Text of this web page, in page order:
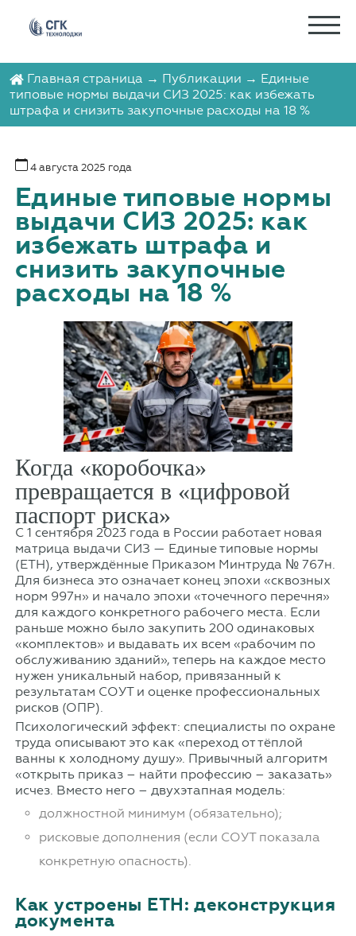
Главная страница → Публикации → Единые
типовые нормы выдачи СИЗ 2025: как избежать
штрафа и снизить закупочные расходы на 18 %
4 августа 2025 года
Единые типовые нормы
выдачи СИЗ 2025: как
избежать штрафа и
снизить закупочные
расходы на 18 %
Когда «коробочка»
превращается в «цифровой
паспорт риска»
С 1 сентября 2023 года в России работает новая
матрица выдачи СИЗ — Единые типовые нормы
(ЕТН), утверждённые Приказом Минтруда № 767н.
Для бизнеса это означает конец эпохи «сквозных
норм 997н» и начало эпохи «точечного перечня»
для каждого конкретного рабочего места. Если
раньше можно было закупить 200 одинаковых
«комплектов» и выдавать их всем «рабочим по
обслуживанию зданий», теперь на каждое место
нужен уникальный набор, привязанный к
результатам СОУТ и оценке профессиональных
рисков (ОПР).
Психологический эффект: специалисты по охране
труда описывают это как «переход от тёплой
ванны к холодному душу». Привычный алгоритм
«открыть приказ – найти профессию – заказать»
исчез. Вместо него – двухэтапная модель:
должностной минимум (обязательно);
рисковые дополнения (если СОУТ показала
конкретную опасность).
Как устроены ЕТН: деконструкция
документа